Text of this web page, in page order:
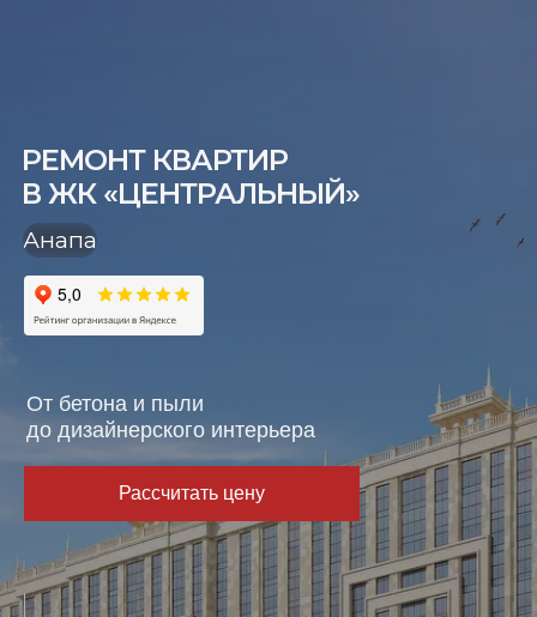
РЕМОНТ КВАРТИР
В ЖК «ЦЕНТРАЛЬНЫЙ»
Oт бетона и пыли
до дизайнерского интерьера
Рассчитать цену
Анапа